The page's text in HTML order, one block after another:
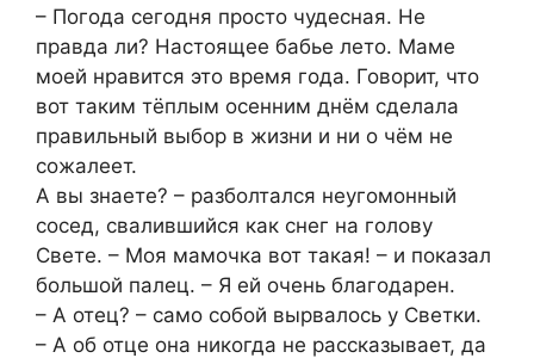
– Погода сегодня просто чудесная. Не
правда ли? Настоящее бабье лето. Маме
моей нравится это время года. Говорит, что
вот таким тёплым осенним днём сделала
правильный выбор в жизни и ни о чём не
сожалеет.
А вы знаете? – разболтался неугомонный
сосед, свалившийся как снег на голову
Свете. – Моя мамочка вот такая! – и показал
большой палец. – Я ей очень благодарен.
– А отец? – само собой вырвалось у Светки.
– А об отце она никогда не рассказывает, да